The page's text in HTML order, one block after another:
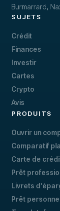
Burmarrard,
SUJETS
Crédit
Finances
Investir
Cartes
Crypto
Avis
PRODUITS
Ouvrir un
Comparatif
Carte de
Prêt
Livrets
Prêt